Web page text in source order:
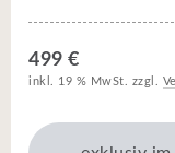
499 €
inkl. 19 % MwSt. zzgl.